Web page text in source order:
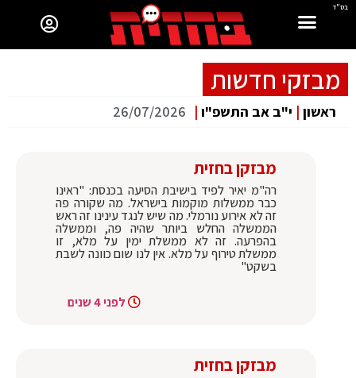
בס"ד
מבזקי חדשות
ראשון | י"ב אב התשפ"ו |
26/07/2026
מבזקן בחזית
רה"מ יאיר לפיד בישיבת הסיעה בכנסת: "ראינו
כבר ממשלות מוקמות בישראל. מה שקורה פה
זה לא אירוע נורמלי. מה שיש לנגד עינינו זה ראש
הממשלה החלש ביותר שהיה פה, וממשלה
בהפרעה. זה לא ממשלת ימין על מלא, זו
ממשלת טירוף על מלא. אין לנו שום כוונה לשבת
בשקט"
לפני 4 שנים
מבזקן בחזית